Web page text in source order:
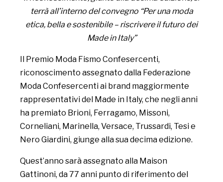
terrà all’interno del convegno “Per una moda
etica, bella e sostenibile – riscrivere il futuro dei
Made in Italy”
Il Premio Moda Fismo Confesercenti,
riconoscimento assegnato dalla Federazione
Moda Confesercenti ai brand maggiormente
rappresentativi del Made in Italy, che negli anni
ha premiato Brioni, Ferragamo, Missoni,
Corneliani, Marinella, Versace, Trussardi, Tesi e
Nero Giardini, giunge alla sua decima edizione.
Quest’anno sarà assegnato alla Maison
Gattinoni, da 77 anni punto di riferimento del